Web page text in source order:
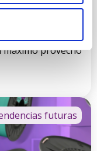
redefinir tus
artículo,
máximo provecho
futuras